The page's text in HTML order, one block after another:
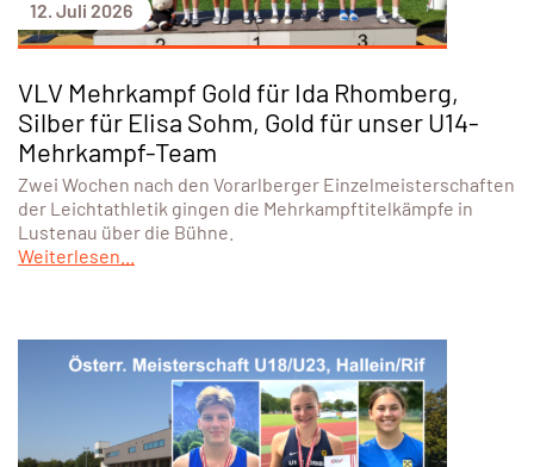
12. Juli 2026
VLV Mehrkampf Gold für Ida Rhomberg,
Silber für Elisa Sohm, Gold für unser U14-
Mehrkampf-Team
Zwei Wochen nach den Vorarlberger Einzelmeisterschaften
der Leichtathletik gingen die Mehrkampftitelkämpfe in
Lustenau über die Bühne.
Weiterlesen...